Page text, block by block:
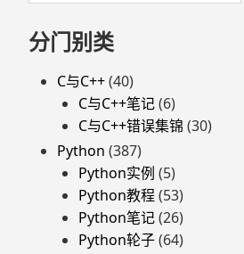
至
页
脚
索：
分门别类
C与C++(40)
C与C++笔记(6)
C与C++错误集锦 (30)
Python (387)
Python实例 (5)
Python教程(53)
Python笔记(26)
Python轮子(64)